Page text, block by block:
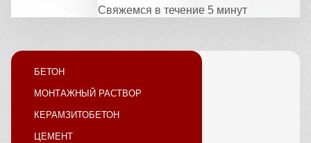
Свяжемся в течение 5 минут
БЕТОН
МОНТАЖНЫЙ РАСТВОР
КЕРАМЗИТОБЕТОН
ЦЕМЕНТ